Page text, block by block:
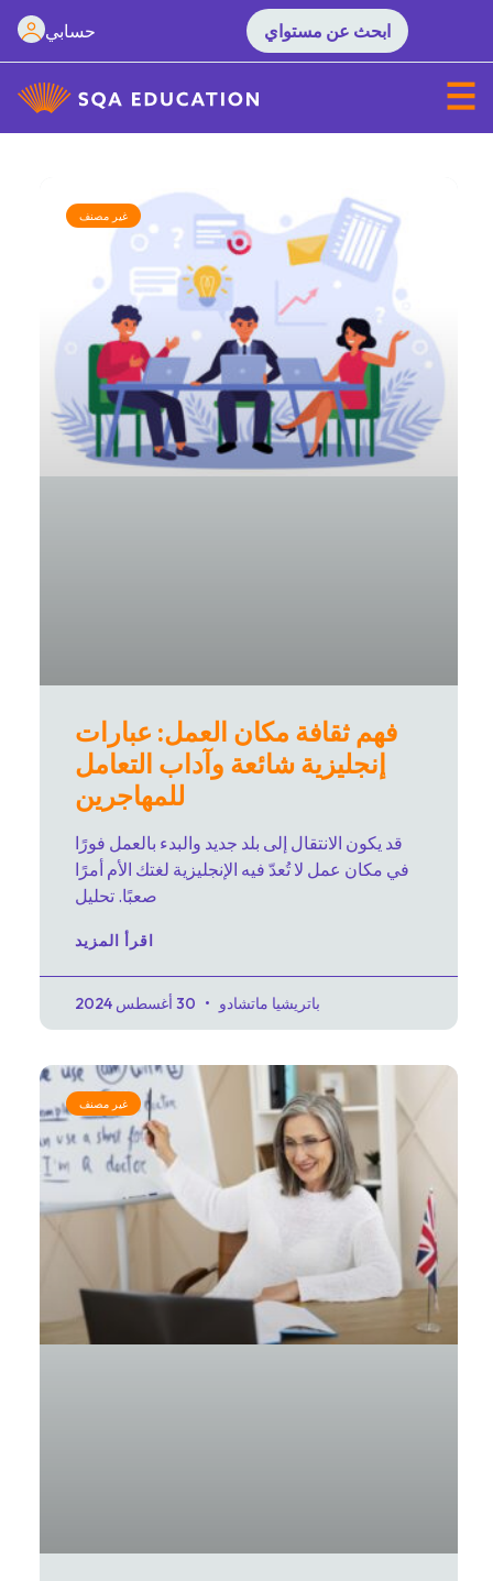
حسابي ابحث عن مستواي
غير مصنف
فهم ثقافة مكان العمل: عبارات
إنجليزية شائعة وآداب التعامل
للمهاجرين
قد يكون الانتقال إلى بلد جديد والبدء بالعمل فورًا
في مكان عمل لا تُعدّ فيه الإنجليزية لغتك الأم أمرًا
صعبًا. تحليل
اقرأ المزيد
باتريشيا ماتشادو
غير مصنف